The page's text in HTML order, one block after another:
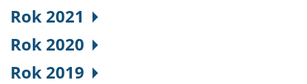
Rok 2021
Rok 2020
Rok 2019